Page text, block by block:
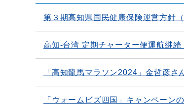
第３期高知県国民健康保険運営方針
高知-台湾 定期チャーター便運航継
「高知龍馬マラソン2024」金哲彦さ
「ウォームビズ四国」キャンペーン